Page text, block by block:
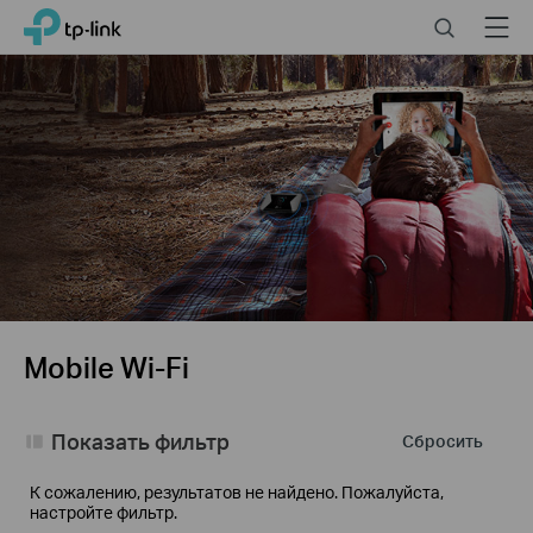
Click
skip
the
navigation
bar
TP-Link, Reliably Smart SearchMenu
Mobile Wi-Fi
Сбросить
Показать фильтр
К сожалению, результатов не найдено. Пожалуйста,
настройте фильтр.